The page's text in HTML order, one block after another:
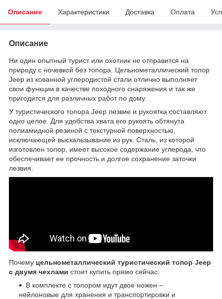
Описание Характеристики Доставка Оплата
Описание
Ни один опытный турист или охотник не отправится на
природу с ночевкой без топора. Цельнометаллический топор
Jeep из кованной углеродистой стали отлично выполняет
свои функции в качестве походного снаряжения и так же
пригодится для различных работ по дому.
У туристического топора Jeep лезвие и рукоятка составляют
одно целое. Для удобства хвата его рукоять обтянута
полиамидной резиной с текстурной поверхностью,
исключающей выскальзывание из рук. Сталь, из которой
изготовлен топор, имеет высокое содержание углерода, что
обеспечивает ее прочность и долгое сохранение заточки
лезвия.
Почему цельнометаллический туристический топор Jeep
с двумя чехлами стоит купить прямо сейчас:
В комплекте с топором идут двое ножен –
нейлоновые для хранения и транспортировки и